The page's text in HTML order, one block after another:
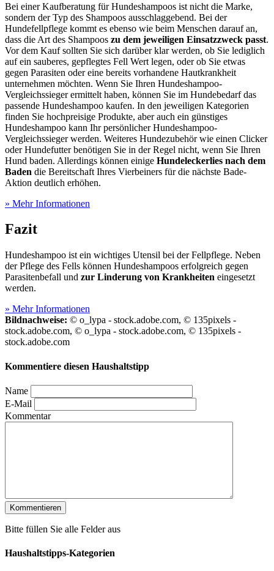
Bei einer Kaufberatung für Hundeshampoos ist nicht die Marke,
sondern der Typ des Shampoos ausschlaggebend. Bei der
Hundefellpflege kommt es ebenso wie beim Menschen darauf an,
dass die Art des Shampoos zu dem jeweiligen Einsatzzweck passt.
Vor dem Kauf sollten Sie sich darüber klar werden, ob Sie lediglich
auf ein sauberes, gepflegtes Fell Wert legen, oder ob Sie etwas
gegen Parasiten oder eine bereits vorhandene Hautkrankheit
unternehmen möchten. Wenn Sie Ihren Hundeshampoo-
Vergleichssieger ermittelt haben, können Sie im Hundebedarf das
passende Hundeshampoo kaufen. In den jeweiligen Kategorien
finden Sie hochpreisige Produkte, aber auch ein günstiges
Hundeshampoo kann Ihr persönlicher Hundeshampoo-
Vergleichssieger werden. Weiteres Hundezubehör wie einen Clicker
oder Hundefutter benötigen Sie in der Regel nicht, wenn Sie Ihren
Hund baden. Allerdings können einige Hundeleckerlies nach dem
Baden die Bereitschaft Ihres Vierbeiners für die nächste Bade-
Aktion deutlich erhöhen.
» Mehr Informationen
Fazit
Hundeshampoo ist ein wichtiges Utensil bei der Fellpflege. Neben
der Pflege des Fells können Hundeshampoos erfolgreich gegen
Parasitenbefall und zur Linderung von Krankheiten eingesetzt
werden.
» Mehr Informationen
Bildnachweise: © o_lypa - stock.adobe.com, © 135pixels -
stock.adobe.com, © o_lypa - stock.adobe.com, © 135pixels -
stock.adobe.com
Kommentiere diesen Haushaltstipp
Name
E-Mail
Kommentar
Bitte füllen Sie alle Felder aus
Haushaltstipps-Kategorien